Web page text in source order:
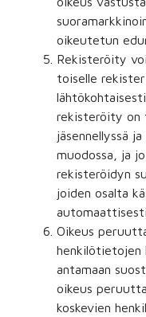
oikeutetun
Rekisteröity
toiselle
rekisteröity on
jäsennellyssä
muodossa, ja
rekisteröidyn
joiden osalta
automaattisesti.
Oikeus
henkilötietojen
antamaan
oikeus
koskevien